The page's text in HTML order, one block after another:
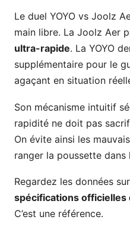
Le duel YOYO vs Joolz
main libre. La Joolz Aer
ultra-rapide. La YOYO
supplémentaire pour le
agaçant en situation
Son mécanisme intuitif
rapidité ne doit pas
On évite ainsi les
ranger la poussette dans
Regardez les données
spécifications officielles
C’est une référence.